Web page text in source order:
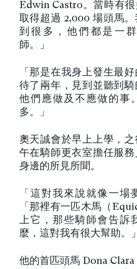
Edwin Castro。當時有
取得超過 2,000 場頭馬
到很多，他們都是一
師。」
「那是在我身上發生最
待了兩年，見到並聽到騎
他們應做及不應做的事
多。」
奧天誠會於早上上學，
午在騎師更衣室擔任服
身邊的所見所聞。
「這對我來說就像一場
「那裡有一匹木馬（
上它，那些騎師會告訴
麼，這對我有很大幫助。」
他的首匹頭馬 Dona Clara